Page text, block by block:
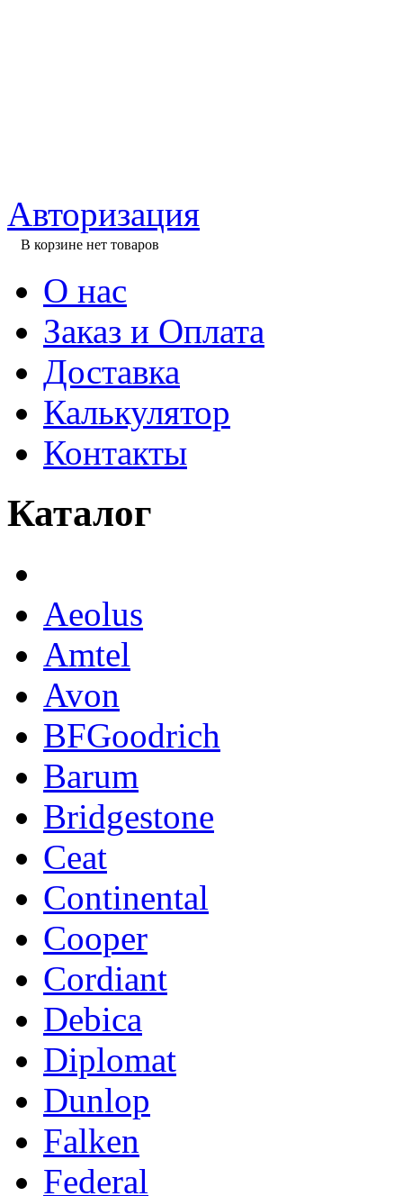
Авторизация
В корзине нет товаров
О нас
Заказ и Оплата
Доставка
Калькулятор
Контакты
Каталог
Aeolus
Amtel
Avon
BFGoodrich
Barum
Bridgestone
Ceat
Continental
Cooper
Cordiant
Debica
Diplomat
Dunlop
Falken
Federal